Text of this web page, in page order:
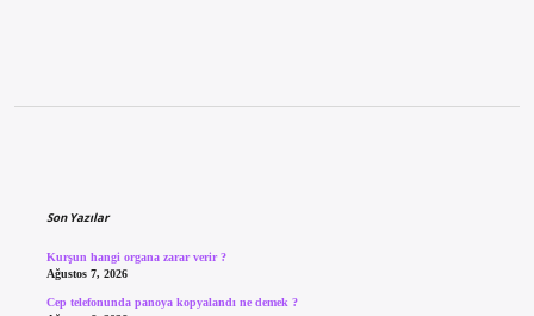
Son Yazılar
Kurşun hangi organa zarar verir ?
Ağustos 7, 2026
Cep telefonunda panoya kopyalandı ne demek ?